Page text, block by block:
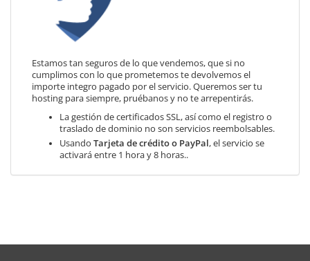
Estamos tan seguros de lo que vendemos, que si no
cumplimos con lo que prometemos te devolvemos el
importe integro pagado por el servicio. Queremos ser tu
hosting para siempre, pruébanos y no te arrepentirás.
La gestión de certificados SSL, así como el registro o
traslado de dominio no son servicios reembolsables.
Usando Tarjeta de crédito o PayPal, el servicio se
activará entre 1 hora y 8 horas..